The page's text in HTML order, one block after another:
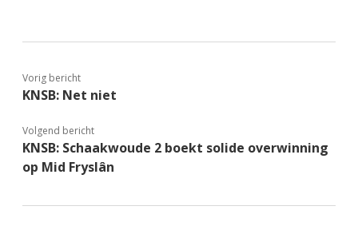
Vorig bericht
KNSB: Net niet
Volgend bericht
KNSB: Schaakwoude 2 boekt solide overwinning
op Mid Fryslân